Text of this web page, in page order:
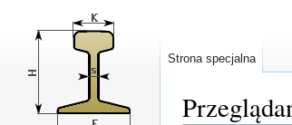
Strona specjalna